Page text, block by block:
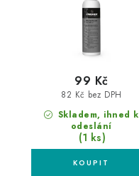
Skladem, ihned k
odeslání
(1 ks)
82 Kč bez DPH
99 Kč